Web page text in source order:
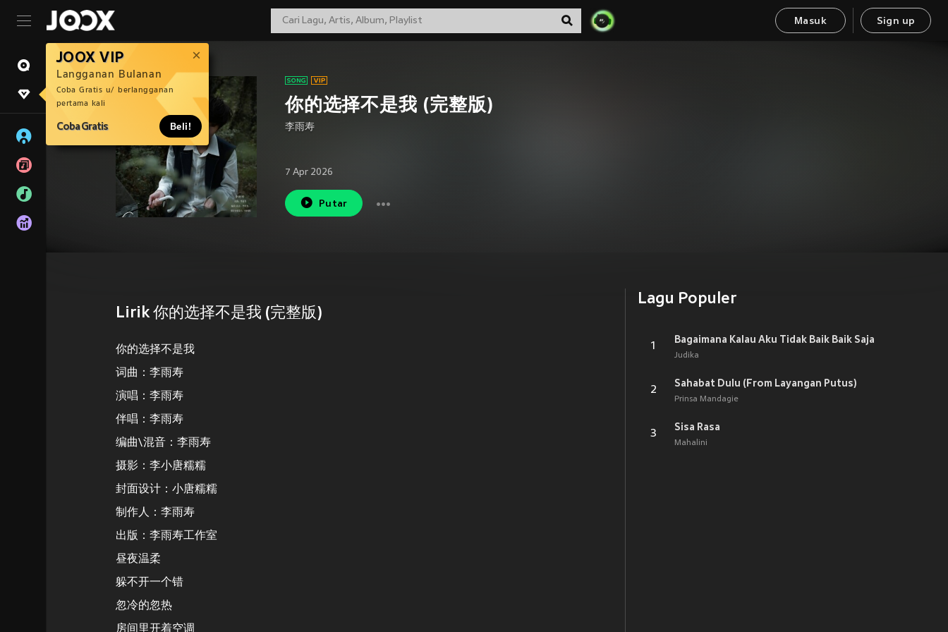
Masuk Sign up
JOOX VIP
Langganan Bulanan
Coba Gratis u/ berlangganan
pertama kali
Coba Gratis Beli!
你的选择不是我 (完整版)
李雨寿
7 Apr 2026
Putar
Lirik 你的选择不是我 (完整版)
你的选择不是我
词曲：李雨寿
演唱：李雨寿
伴唱：李雨寿
编曲\混音：李雨寿
摄影：李小唐糯糯
封面设计：小唐糯糯
制作人：李雨寿
出版：李雨寿工作室
昼夜温柔
躲不开一个错
忽冷的忽热
房间里开着空调
Lagu Populer
1
Bagaimana Kalau Aku Tidak Baik Baik Saja
Judika
2
Sahabat Dulu (From Layangan Putus)
Prinsa Mandagie
3
Sisa Rasa
Mahalini